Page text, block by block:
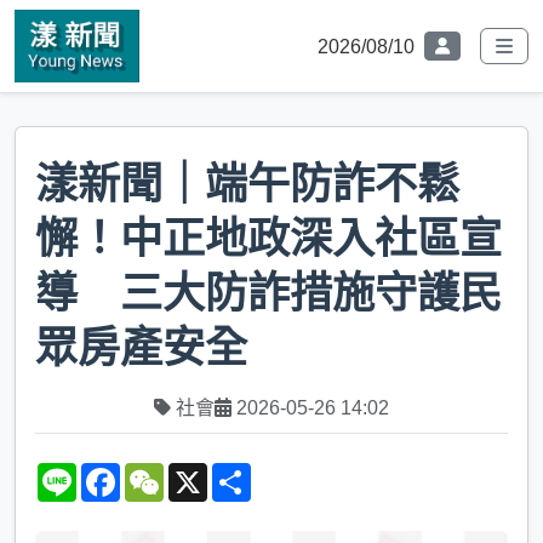
2026/08/10
漾新聞｜端午防詐不鬆
懈！中正地政深入社區宣
導 三大防詐措施守護民
眾房產安全
社會 2026-05-26 14:02
L
F
W
X